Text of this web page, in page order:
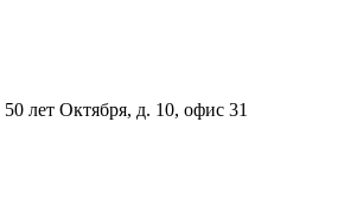
лет Октября, д. 10, офис 31